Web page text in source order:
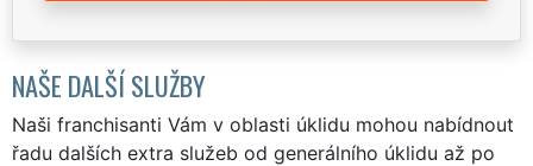
NAŠE DALŠÍ SLUŽBY
Naši franchisanti Vám v oblasti úklidu mohou nabídnout
řadu dalších extra služeb od generálního úklidu až po